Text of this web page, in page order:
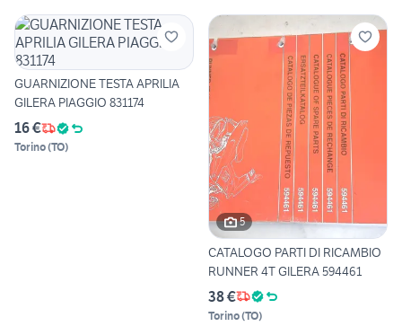
GUARNIZIONE TESTA APRILIA
GILERA PIAGGIO 831174
16 €
Torino(TO)
5
CATALOGO PARTI DI RICAMBIO
RUNNER 4T GILERA 594461
38 €
Torino(TO)